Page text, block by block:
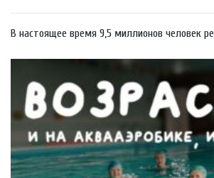
В настоящее время 9,5 миллионов человек